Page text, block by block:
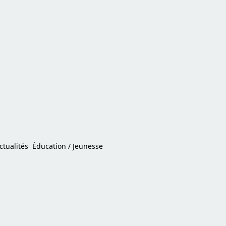
Éducation / Jeunesse